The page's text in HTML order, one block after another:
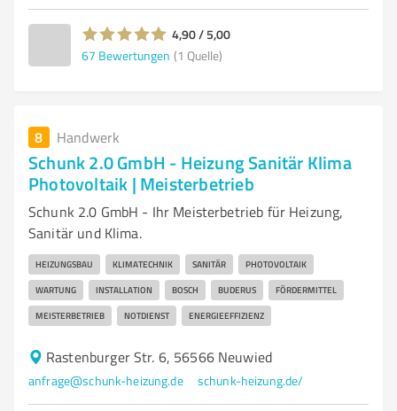
4,90 / 5,00
67 Bewertungen (1 Quelle)
8 Handwerk
Schunk 2.0 GmbH - Heizung Sanitär Klima
Photovoltaik | Meisterbetrieb
Schunk 2.0 GmbH - Ihr Meisterbetrieb für Heizung,
Sanitär und Klima.
HEIZUNGSBAU KLIMATECHNIK SANITÄR PHOTOVOLTAIK
WARTUNG INSTALLATION BOSCH BUDERUS FÖRDERMITTEL
MEISTERBETRIEB NOTDIENST ENERGIEEFFIZIENZ
Rastenburger Str. 6, 56566 Neuwied
anfrage@schunk-heizung.de schunk-heizung.de/